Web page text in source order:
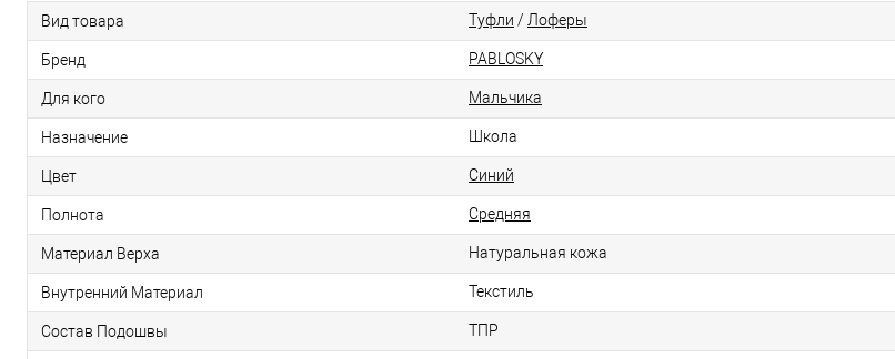
Вид товара Туфли / Лоферы
Бренд PABLOSKY
Для кого Мальчика
Назначение Школа
Цвет Синий
Полнота Средняя
Материал Верха Натуральная кожа
Внутренний Материал Текстиль
Состав Подошвы ТПР